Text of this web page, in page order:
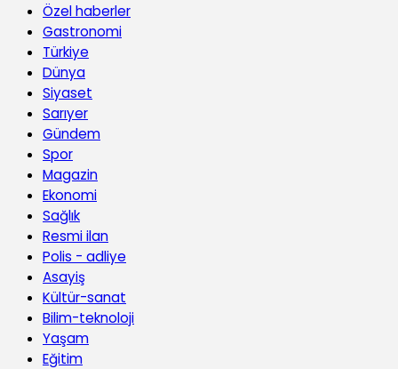
Özel haberler
Gastronomi
Türkiye
Dünya
Siyaset
Sarıyer
Gündem
Spor
Magazin
Ekonomi
Sağlık
Resmi ilan
Polis - adliye
Asayiş
Kültür-sanat
Bilim-teknoloji
Yaşam
Eğitim